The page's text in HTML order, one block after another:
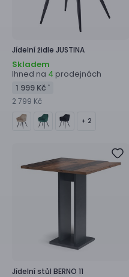
Jídelní židle JUSTINA
Skladem
Ihned na 4 prodejnách
1 999 Kč *
2 799 Kč
+ 2
Jídelní stůl BERNO 11